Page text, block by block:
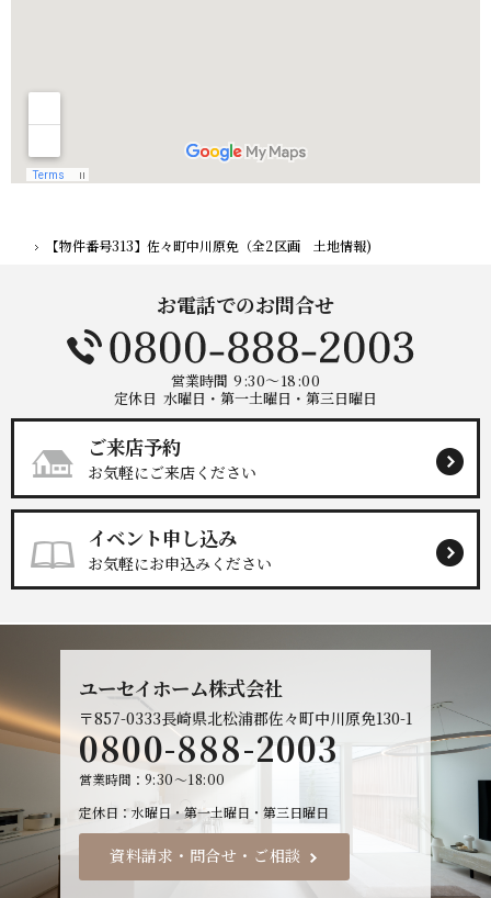
ホーム【物件番号313】佐々町中川原免（全2区画 土地情報)
お電話でのお問合せ
営業時間 9:30～18:00
定休日 水曜日・第一土曜日・第三日曜日
ご来店予約
お気軽にご来店ください
イベント申し込み
お気軽にお申込みください
ユーセイホーム株式会社
〒857-0333長崎県北松浦郡佐々町中川原免130-1
0800-888-2003
営業時間
9:30～18:00
定休日
水曜日・第一土曜日・第三日曜日
資料請求・問合せ・ご相談